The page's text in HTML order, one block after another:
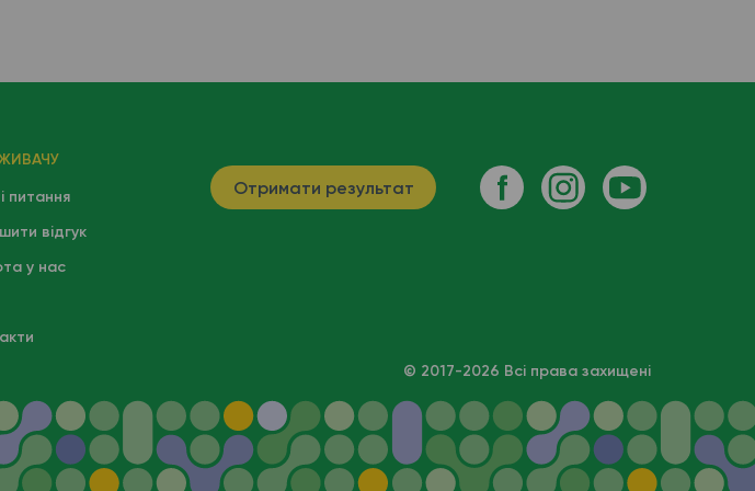
питання
відгук
у нас
Отримати результат
© 2017-2026 Всі права захищені